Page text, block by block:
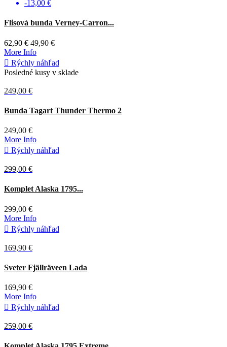
-13,00 €
Tmavá
olivová
Flisová bunda Verney-Carron...
62,90 € 49,90 €
More Info
 Rýchly náhľad
Posledné kusy v sklade
249,00 €
Hnedá
Bunda Tagart Thunder Thermo 2
249,00 €
More Info
 Rýchly náhľad
299,00 €
Hnedá
Komplet Alaska 1795...
299,00 €
More Info
 Rýchly náhľad
169,90 €
Tmavá
olivová
Sveter Fjällräveen Lada
169,90 €
More Info
 Rýchly náhľad
259,00 €